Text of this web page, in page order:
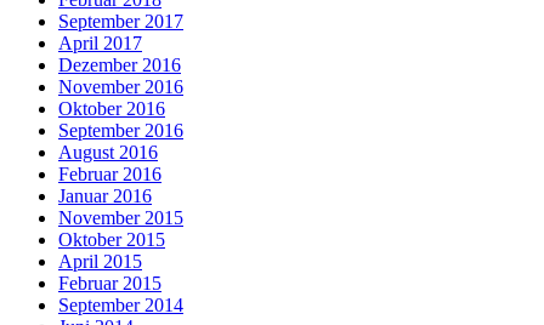
September 2017
April 2017
Dezember 2016
November 2016
Oktober 2016
September 2016
August 2016
Februar 2016
Januar 2016
November 2015
Oktober 2015
April 2015
Februar 2015
September 2014